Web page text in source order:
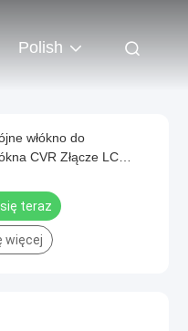
Polish
włókno do
CVR Złącze LC
teraz
więcej